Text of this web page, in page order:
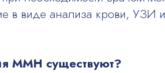
в виде анализа крови, УЗИ
ММН существуют?